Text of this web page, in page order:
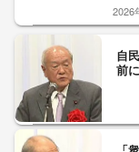
2026
自
前